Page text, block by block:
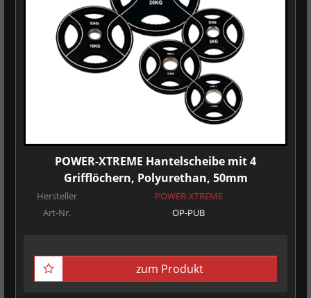
POWER-XTREME Hantelscheibe mit 4
Grifflöchern, Polyurethan, 50mm
Hersteller
POWER-XTREME
Art-Nr.
OP-PUB
zum Produkt